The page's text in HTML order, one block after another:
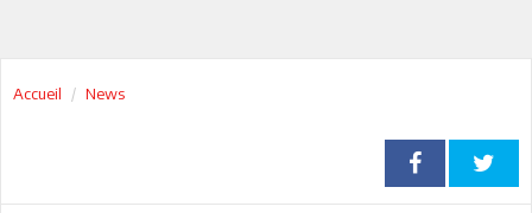
Accueil News